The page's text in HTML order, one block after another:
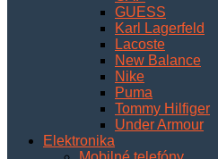
GUESS
Karl Lagerfeld
Lacoste
New Balance
Nike
Puma
Tommy Hilfiger
Under Armour
Elektronika